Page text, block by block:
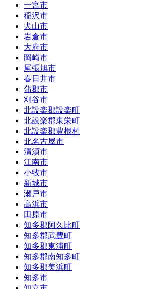
一宮市
稲沢市
犬山市
岩倉市
大府市
岡崎市
尾張旭市
春日井市
蒲郡市
刈谷市
北設楽郡設楽町
北設楽郡東栄町
北設楽郡豊根村
北名古屋市
清須市
江南市
小牧市
新城市
瀬戸市
高浜市
田原市
知多郡阿久比町
知多郡武豊町
知多郡東浦町
知多郡南知多町
知多郡美浜町
知多市